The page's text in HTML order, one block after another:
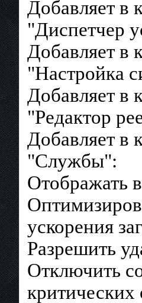
Добавляет в
"Диспетчер
Добавляет в
"Настройка
Добавляет в
"Редактор
Добавляет в
"Службы":
Отображать
ускорения
Разрешить
Отключить